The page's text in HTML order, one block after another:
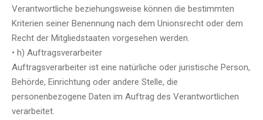
Verantwortliche beziehungsweise können die bestimmten
Kriterien seiner Benennung nach dem Unionsrecht oder dem
Recht der Mitgliedstaaten vorgesehen werden.
• h) Auftragsverarbeiter
Auftragsverarbeiter ist eine natürliche oder juristische Person,
Behörde, Einrichtung oder andere Stelle, die
personenbezogene Daten im Auftrag des Verantwortlichen
verarbeitet.